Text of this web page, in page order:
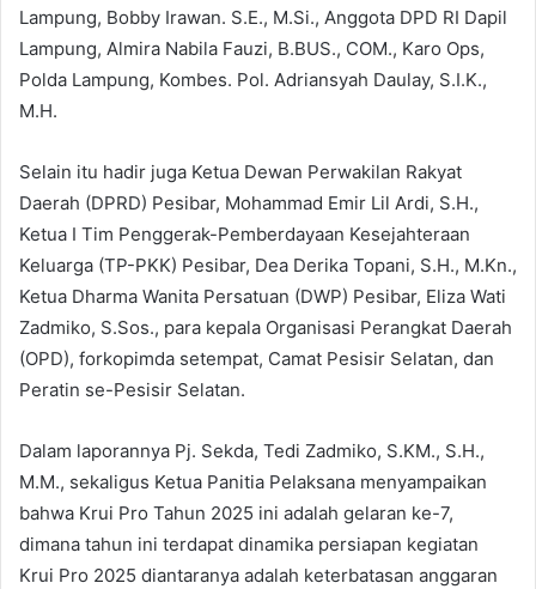
Lampung, Bobby Irawan. S.E., M.Si., Anggota DPD RI Dapil
Lampung, Almira Nabila Fauzi, B.BUS., COM., Karo Ops,
Polda Lampung, Kombes. Pol. Adriansyah Daulay, S.I.K.,
M.H.
Selain itu hadir juga Ketua Dewan Perwakilan Rakyat
Daerah (DPRD) Pesibar, Mohammad Emir Lil Ardi, S.H.,
Ketua I Tim Penggerak-Pemberdayaan Kesejahteraan
Keluarga (TP-PKK) Pesibar, Dea Derika Topani, S.H., M.Kn.,
Ketua Dharma Wanita Persatuan (DWP) Pesibar, Eliza Wati
Zadmiko, S.Sos., para kepala Organisasi Perangkat Daerah
(OPD), forkopimda setempat, Camat Pesisir Selatan, dan
Peratin se-Pesisir Selatan.
Dalam laporannya Pj. Sekda, Tedi Zadmiko, S.KM., S.H.,
M.M., sekaligus Ketua Panitia Pelaksana menyampaikan
bahwa Krui Pro Tahun 2025 ini adalah gelaran ke-7,
dimana tahun ini terdapat dinamika persiapan kegiatan
Krui Pro 2025 diantaranya adalah keterbatasan anggaran